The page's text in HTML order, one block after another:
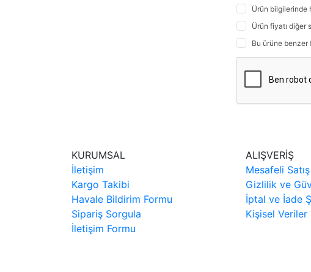
Ürün bilgilerinde
Ürün fiyatı diğer
Bu ürüne benzer
KURUMSAL
İletişim
Kargo Takibi
Havale Bildirim Formu
Sipariş Sorgula
İletişim Formu
ALIŞVERİŞ
Mesafeli
Gizlilik ve
İptal ve İade
Kişisel Veriler